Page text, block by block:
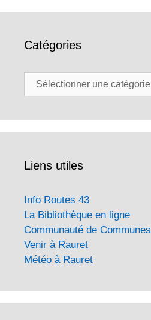
Catégories
Catégories
Liens utiles
Info Routes 43
La Bibliothèque en ligne
Communauté de Communes
Venir à Rauret
Météo à Rauret